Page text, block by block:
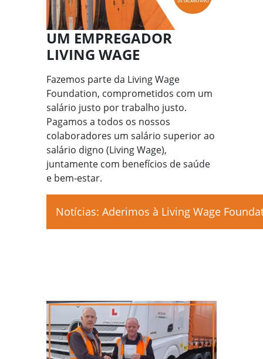
UM EMPREGADOR
LIVING WAGE
Fazemos parte da Living Wage
Foundation, comprometidos com um
salário justo por trabalho justo.
Pagamos a todos os nossos
colaboradores um salário superior ao
salário digno (Living Wage),
juntamente com benefícios de saúde
e bem-estar.
Notícias: Aderimos à Living Wage